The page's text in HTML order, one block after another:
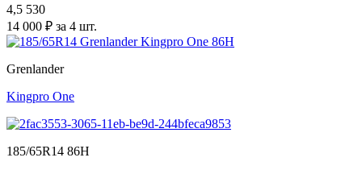
4,5 530
14 000 ₽ за 4 шт.
Grenlander
Kingpro One
185/65R14 86H